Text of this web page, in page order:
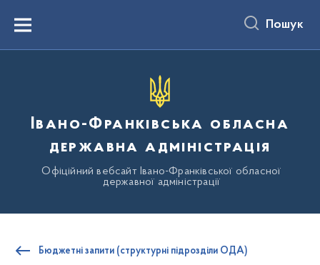
вмістуMenu Пошук
Івано-Франківська обласна
державна адміністрація
Офіційний вебсайт Івано-Франківської обласної
державної адміністрації
Бюджетні запити (структурні підрозділи ОДА)